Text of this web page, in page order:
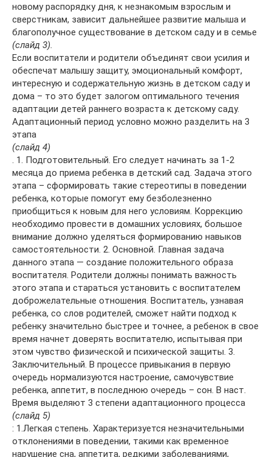
новому распорядку дня, к незнакомым взрослым и
сверстникам, зависит дальнейшее развитие малыша и
благополучное существование в детском саду и в семье
(слайд 3).
Если воспитатели и родители объединят свои усилия и
обеспечат малышу защиту, эмоциональный комфорт,
интересную и содержательную жизнь в детском саду и
дома – то это будет залогом оптимального течения
адаптации детей раннего возраста к детскому саду.
Адаптационный период условно можно разделить на 3
этапа
(слайд 4)
. 1. Подготовительный. Его следует начинать за 1-2
месяца до приема ребенка в детский сад. Задача этого
этапа – сформировать такие стереотипы в поведении
ребенка, которые помогут ему безболезненно
приобщиться к новым для него условиям. Коррекцию
необходимо провести в домашних условиях, большое
внимание должно уделяться формированию навыков
самостоятельности. 2. Основной. Главная задача
данного этапа — создание положительного образа
воспитателя. Родители должны понимать важность
этого этапа и стараться установить с воспитателем
доброжелательные отношения. Воспитатель, узнавая
ребенка, со слов родителей, сможет найти подход к
ребенку значительно быстрее и точнее, а ребенок в свое
время начнет доверять воспитателю, испытывая при
этом чувство физической и психической защиты. 3.
Заключительный. В процессе привыкания в первую
очередь нормализуются настроение, самочувствие
ребенка, аппетит, в последнюю очередь – сон. В наст.
Время выделяют 3 степени адаптационного процесса
(слайд 5)
: 1.Легкая степень. Характеризуется незначительными
отклонениями в поведении, такими как временное
нарушение сна, аппетита, редкими заболеваниями,